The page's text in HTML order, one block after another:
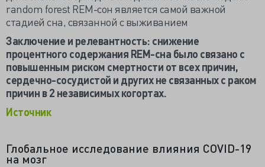
random forest REM-сон является самой важной
стадией сна, связанной с выживанием
Заключение и релевантность: снижение
процентного содержания REM-сна было связано с
повышенным риском смертности от всех причин,
сердечно-сосудистой и других не связанных с раком
причин в 2 независимых когортах.
Источник
Глобальное исследование влияния COVID-19
на мозг